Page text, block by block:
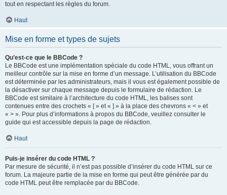
tout en respectant les règles du forum.
Haut
Mise en forme et types de sujets
Qu’est-ce que le BBCode ?
Le BBCode est une implémentation spéciale du code HTML, vous offrant un
meilleur contrôle sur la mise en forme d’un message. L’utilisation du BBCode
est déterminée par les administrateurs, mais il vous est également possible de
la désactiver sur chaque message depuis le formulaire de rédaction. Le
BBCode est similaire à l’architecture du code HTML, les balises sont
contenues entre des crochets « [ » et « ] » à la place des chevrons « < » et
« > ». Pour plus d’informations à propos du BBCode, veuillez consulter le
guide qui est accessible depuis la page de rédaction.
Haut
Puis-je insérer du code HTML ?
Par mesure de sécurité, il n’est pas possible d’insérer du code HTML sur ce
forum. La majeure partie de la mise en forme qui peut être générée par du
code HTML peut être remplacée par du BBCode.